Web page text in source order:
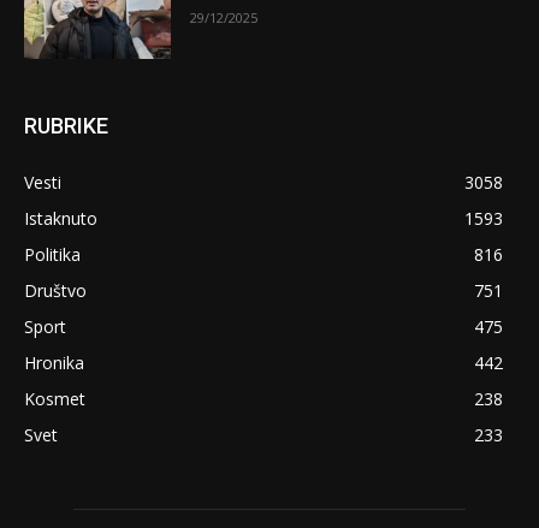
29/12/2025
RUBRIKE
Vesti
3058
Istaknuto
1593
Politika
816
Društvo
751
Sport
475
Hronika
442
Kosmet
238
Svet
233